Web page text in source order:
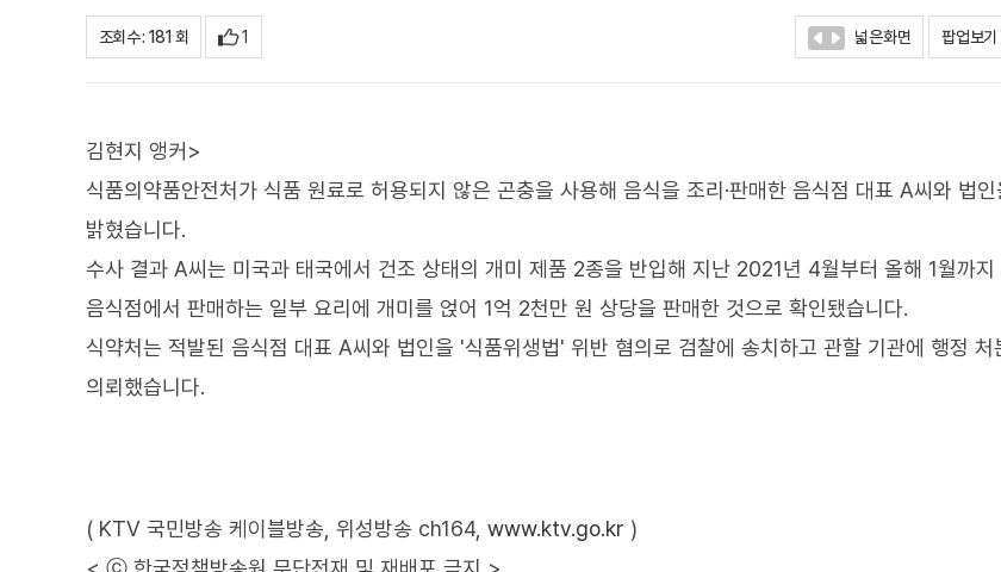
조회수 : 181 회 1 넓은화면 팝업보기
김현지 앵커>
식품의약품안전처가 식품 원료로 허용되지 않은 곤충을 사용해 음식을 조리·판매한 음식점 대표 A씨와 법
밝혔습니다.
수사 결과 A씨는 미국과 태국에서 건조 상태의 개미 제품 2종을 반입해 지난 2021년 4월부터 올해 1월까지
음식점에서 판매하는 일부 요리에 개미를 얹어 1억 2천만 원 상당을 판매한 것으로 확인됐습니다.
식약처는 적발된 음식점 대표 A씨와 법인을 '식품위생법' 위반 혐의로 검찰에 송치하고 관할 기관에 행정 처
의뢰했습니다.
( KTV 국민방송 케이블방송, 위성방송 ch164, www.ktv.go.kr )